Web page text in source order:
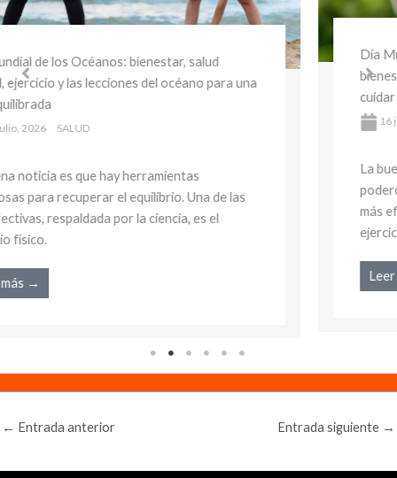
Día Mundial del Medio Ambiente y la Salud:
bienestar sostenible y hábitos saludables para
La buena noticia es que hay herramientas
poderosas para recuperar el equilibrio. Una de las
más efectivas, respaldada por la ciencia, es el
← Entrada anterior Entrada siguiente →